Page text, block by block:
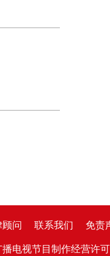
问 联系我们 免责
播电视节目制作经营许